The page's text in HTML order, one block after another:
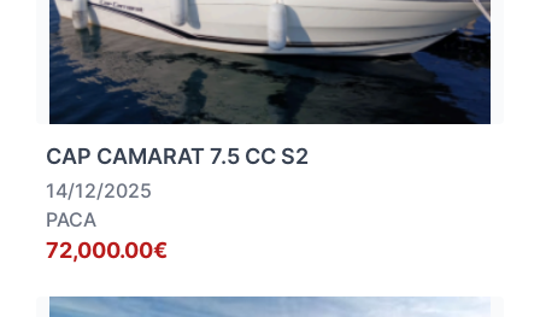
CAP CAMARAT 7.5 CC S2
14/12/2025
PACA
72,000.00€